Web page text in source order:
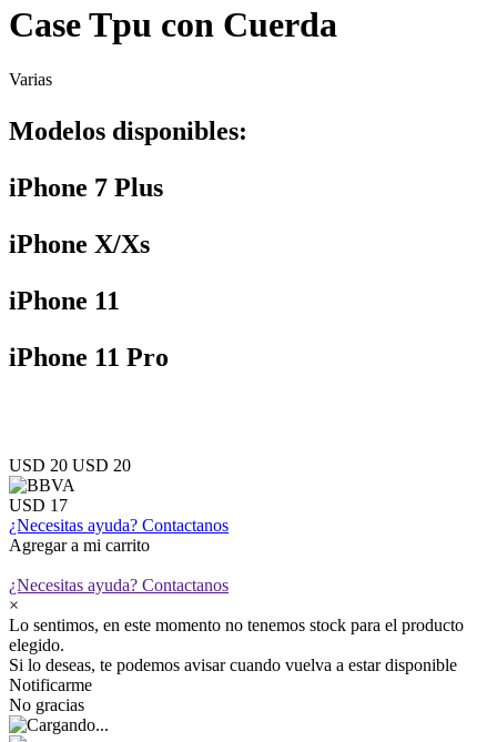
Case Tpu con Cuerda
Varias
Modelos disponibles:
iPhone 7 Plus
iPhone X/Xs
iPhone 11
iPhone 11 Pro
USD 20 USD 20
USD 17
¿Necesitas ayuda? Contactanos
Agregar a mi carrito
¿Necesitas ayuda? Contactanos
×
Lo sentimos, en este momento no tenemos stock para el producto
elegido.
Si lo deseas, te podemos avisar cuando vuelva a estar disponible
Notificarme
No gracias